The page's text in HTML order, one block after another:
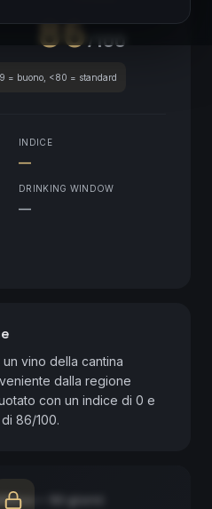
86/100
= buono, <80 = standard
INDICE
—
DRINKING WINDOW
—
vino della cantina
dalla regione
con un indice di 0 e
86/100.
— 90 giorni